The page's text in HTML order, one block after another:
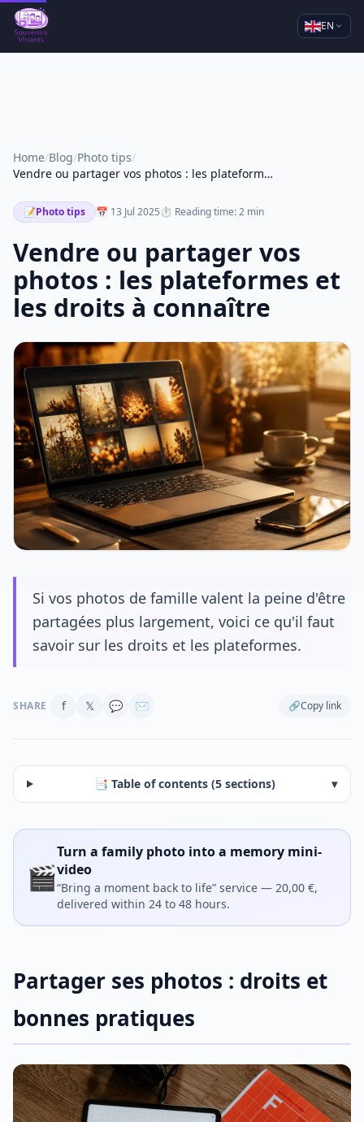
EN
Home/Blog/Photo tips/
Vendre ou partager vos photos : les plateformes et les droits à connaître
📝Photo tips 📅 13 Jul 2025⏱ Reading time: 2 min
Vendre ou partager vos
photos : les plateformes et
les droits à connaître
Si vos photos de famille valent la peine d'être
partagées plus largement, voici ce qu'il faut
savoir sur les droits et les plateformes.
SHARE f 𝕏 💬 ✉ 🔗Copy link
📑 Table of contents (5 sections) ▾
🎬
Turn a family photo into a memory mini-
video
“Bring a moment back to life” service — 20,00 €,
delivered within 24 to 48 hours.
Partager ses photos : droits et
bonnes pratiques